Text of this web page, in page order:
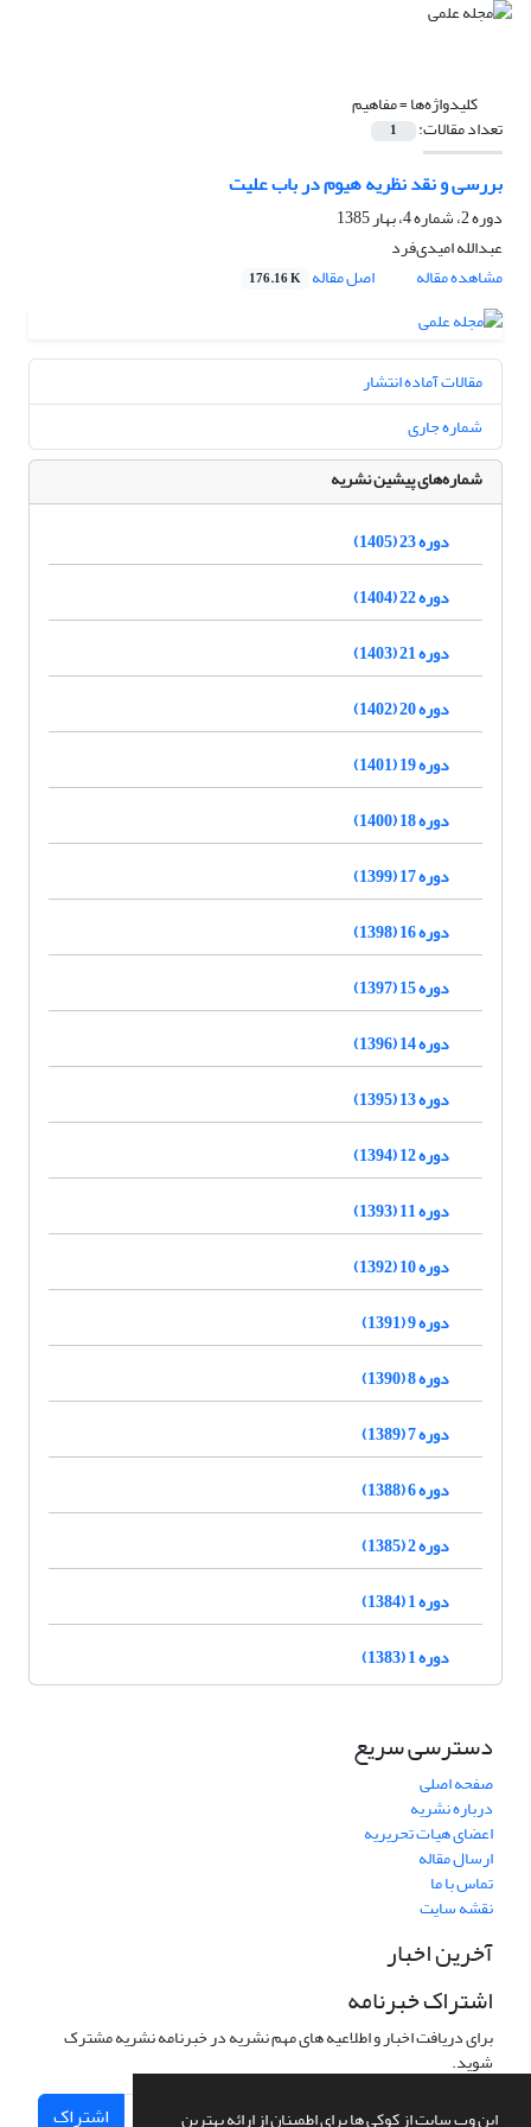
این وب سایت از کوکی ها برای اطمینان از ارائه بهترین
کلیدواژه‌ها =مفاهیم
تعداد مقالات: 1
بررسی و نقد نظریه هیوم در باب علیت
دوره 2، شماره 4، بهار 1385
عبدالله امیدی‌فرد
مشاهده مقاله
اصل مقاله 176.16 K
مقالات آماده انتشار
شماره جاری
شماره‌های پیشین نشریه
دوره 23 (1405)
دوره 22 (1404)
دوره 21 (1403)
دوره 20 (1402)
دوره 19 (1401)
دوره 18 (1400)
دوره 17 (1399)
دوره 16 (1398)
دوره 15 (1397)
دوره 14 (1396)
دوره 13 (1395)
دوره 12 (1394)
دوره 11 (1393)
دوره 10 (1392)
دوره 9 (1391)
دوره 8 (1390)
دوره 7 (1389)
دوره 6 (1388)
دوره 2 (1385)
دوره 1 (1384)
دوره 1 (1383)
دسترسی سریع
صفحه اصلی
درباره نشریه
اعضای هیات تحریریه
ارسال مقاله
تماس با ما
نقشه سایت
آخرین اخبار
اشتراک خبرنامه
برای دریافت اخبار و اطلاعیه های مهم نشریه در خبرنامه نشریه مشترک
شوید.
اشتراک